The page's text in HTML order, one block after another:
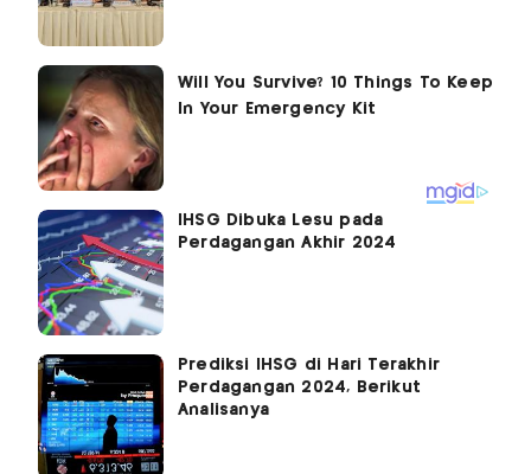
IHSG Dibuka Lesu pada
Perdagangan Akhir 2024
Prediksi IHSG di Hari Terakhir
Perdagangan 2024, Berikut
Analisanya